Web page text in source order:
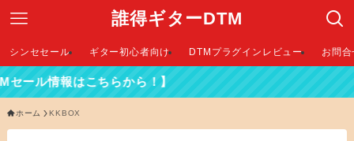
誰得ギターDTM
シンセセール ギター初心者向け DTMプラグインレビュー お問
ル情報はこちらから！】
ホーム KKBOX